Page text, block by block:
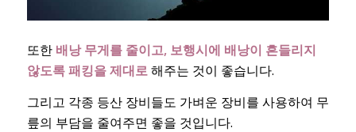
또한 배낭 무게를 줄이고, 보행시에 배낭이 흔들리지
않도록 패킹을 제대로해주는 것이 좋습니다.
그리고 각종 등산 장비들도 가벼운 장비를 사용하여 무
릎의 부담을 줄여주면 좋을 것입니다.